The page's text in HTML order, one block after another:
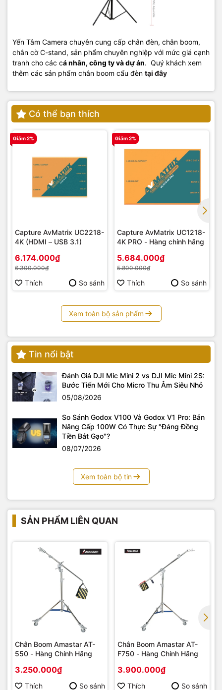
Yến Tâm Camera chuyên cung cấp chân đèn, chân boom,
chân cờ C-stand, sản phẩm chuyên nghiệp với mức giá cạnh
tranh cho các cá nhân, công ty và dự án. Quý khách xem
thêm các sản phẩm chân boom cẩu đèn tại đây
Có thể bạn thích
Giảm 2%
Capture AvMatrix UC2218-
4K (HDMI – USB 3.1)
6.174.000₫
6.300.000₫
Thích So sánh
Giảm 2%
Capture AvMatrix UC1218-
4K PRO - Hàng chính hãng
5.684.000₫
5.800.000₫
Thích So sánh
Xem toàn bộ sản phẩm
Tin nổi bật
Đánh Giá DJI Mic Mini 2 vs DJI Mic Mini 2S:
Bước Tiến Mới Cho Micro Thu Âm Siêu Nhỏ
05/08/2026
So Sánh Godox V100 Và Godox V1 Pro: Bản
Nâng Cấp 100W Có Thực Sự "Đáng Đồng
Tiền Bát Gạo"?
08/07/2026
Xem toàn bộ tin
SẢN PHẨM LIÊN QUAN
Chân Boom Amastar AT-
550 - Hàng Chính Hãng
3.250.000₫
Thích So sánh
Chân Boom Amastar AT-
F750 - Hàng Chính Hãng
3.900.000₫
Thích So sánh